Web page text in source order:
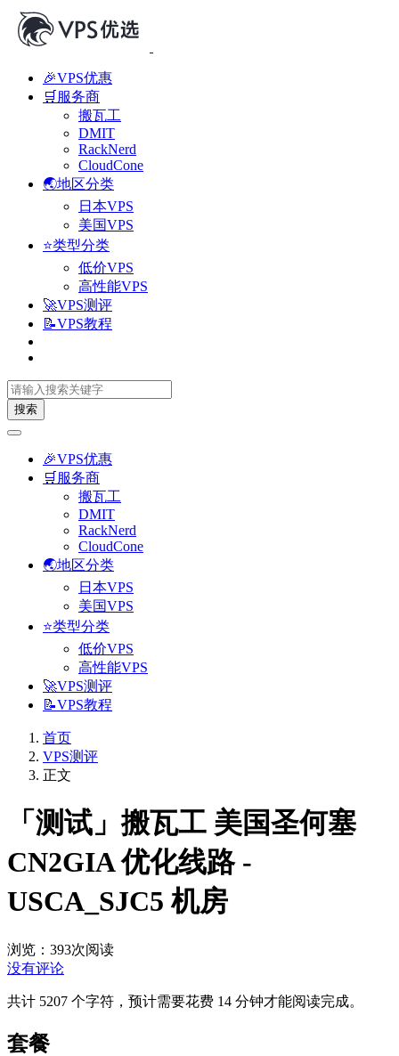
🎉VPS优惠
🛒服务商
搬瓦工
DMIT
RackNerd
CloudCone
🌏地区分类
日本VPS
美国VPS
⭐类型分类
低价VPS
高性能VPS
🚀VPS测评
📝VPS教程
搜索
🎉VPS优惠
🛒服务商
搬瓦工
DMIT
RackNerd
CloudCone
🌏地区分类
日本VPS
美国VPS
⭐类型分类
低价VPS
高性能VPS
🚀VPS测评
📝VPS教程
首页
VPS测评
正文
「测试」搬瓦工 美国圣何塞
CN2GIA 优化线路 -
USCA_SJC5 机房
浏览：393次阅读
没有评论
共计 5207 个字符，预计需要花费 14 分钟才能阅读完成。
套餐